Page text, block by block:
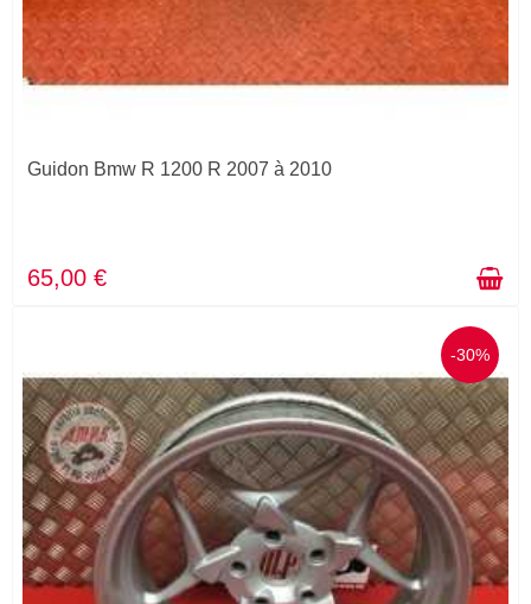
Guidon Bmw R 1200 R 2007 à 2010
65,00 €
-30%